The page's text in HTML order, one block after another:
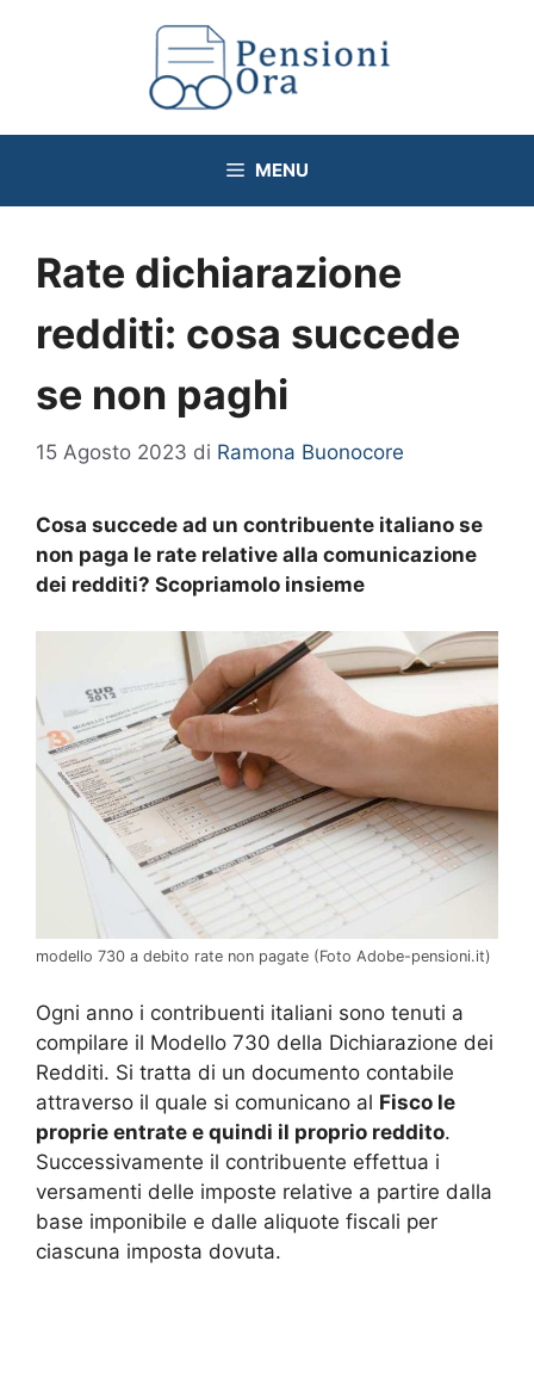
MENU
Rate dichiarazione
redditi: cosa succede
se non paghi
15 Agosto 2023 di Ramona Buonocore
Cosa succede ad un contribuente italiano se
non paga le rate relative alla comunicazione
dei redditi? Scopriamolo insieme
modello 730 a debito rate non pagate (Foto Adobe-pensioni.it)
Ogni anno i contribuenti italiani sono tenuti a
compilare il Modello 730 della Dichiarazione dei
Redditi. Si tratta di un documento contabile
attraverso il quale si comunicano al Fisco le
proprie entrate e quindi il proprio reddito.
Successivamente il contribuente effettua i
versamenti delle imposte relative a partire dalla
base imponibile e dalle aliquote fiscali per
ciascuna imposta dovuta.